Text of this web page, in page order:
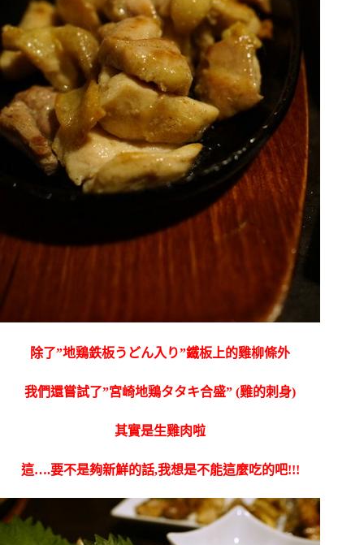
除了”地鶏鉄板うどん入り”鐵板上的雞柳條外
我們還嘗試了”宮崎地鶏タタキ合盛” (雞的刺身)
其實是生雞肉啦
這….要不是夠新鮮的話,我想是不能這麼吃的吧!!!